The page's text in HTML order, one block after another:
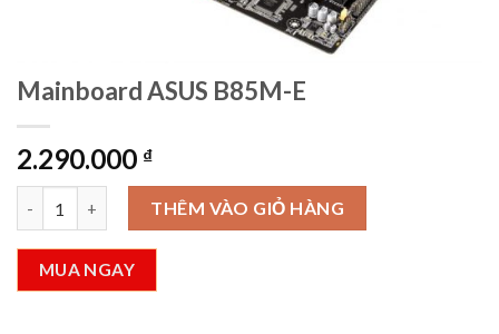
Mainboard ASUS B85M-E
2.290.000 ₫
Mainboard ASUS B85M-E số lượng
THÊM VÀO GIỎ HÀNG
MUA NGAY